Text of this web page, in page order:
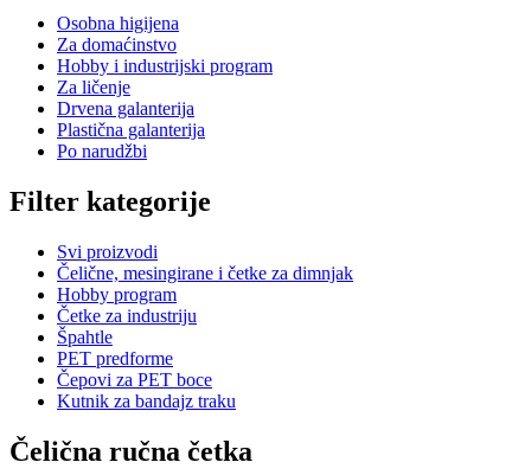
Osobna higijena
Za domaćinstvo
Hobby i industrijski program
Za ličenje
Drvena galanterija
Plastična galanterija
Po narudžbi
Filter kategorije
Svi proizvodi
Čelične, mesingirane i četke za dimnjak
Hobby program
Četke za industriju
Špahtle
PET predforme
Čepovi za PET boce
Kutnik za bandajz traku
Čelična ručna četka